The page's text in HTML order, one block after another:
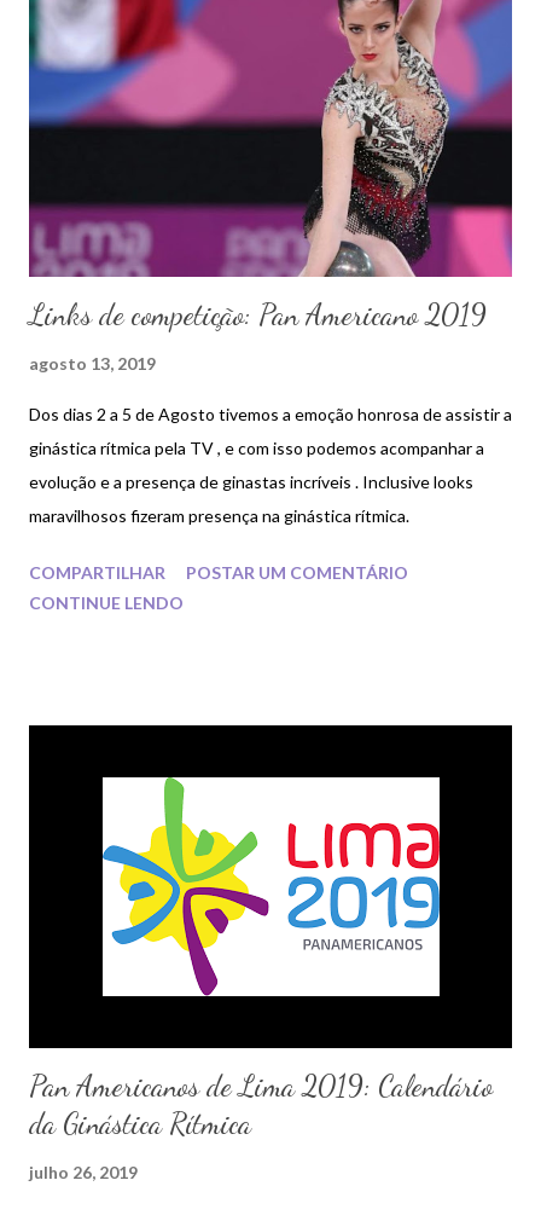
Links de competição: Pan Americano 2019
agosto 13, 2019
Dos dias 2 a 5 de Agosto tivemos a emoção honrosa de assistir a
ginástica rítmica pela TV , e com isso podemos acompanhar a
evolução e a presença de ginastas incríveis . Inclusive looks
maravilhosos fizeram presença na ginástica rítmica.
COMPARTILHAR
POSTAR UM COMENTÁRIO
CONTINUE LENDO
Pan Americanos de Lima 2019: Calendário
da Ginástica Rítmica
julho 26, 2019